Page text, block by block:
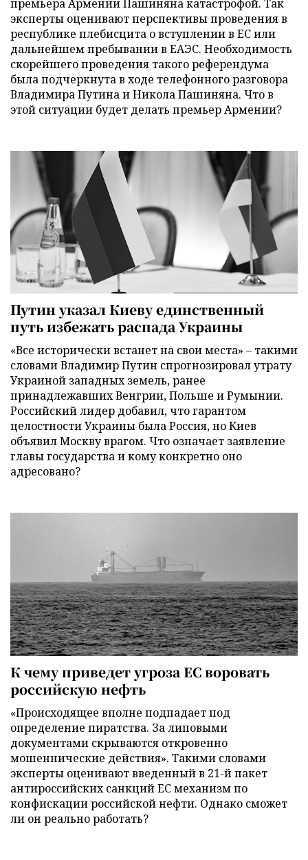
премьера Армении Пашиняна катастрофой. Так
эксперты оценивают перспективы проведения в
республике плебисцита о вступлении в ЕС или
дальнейшем пребывании в ЕАЭС. Необходимость
скорейшего проведения такого референдума
была подчеркнута в ходе телефонного разговора
Владимира Путина и Никола Пашиняна. Что в
этой ситуации будет делать премьер Армении?
Путин указал Киеву единственный
путь избежать распада Украины
«Все исторически встанет на свои места» – такими
словами Владимир Путин спрогнозировал утрату
Украиной западных земель, ранее
принадлежавших Венгрии, Польше и Румынии.
Российский лидер добавил, что гарантом
целостности Украины была Россия, но Киев
объявил Москву врагом. Что означает заявление
главы государства и кому конкретно оно
адресовано?
К чему приведет угроза ЕС воровать
российскую нефть
«Происходящее вполне подпадает под
определение пиратства. За липовыми
документами скрываются откровенно
мошеннические действия». Такими словами
эксперты оценивают введенный в 21-й пакет
антироссийских санкций ЕС механизм по
конфискации российской нефти. Однако сможет
ли он реально работать?